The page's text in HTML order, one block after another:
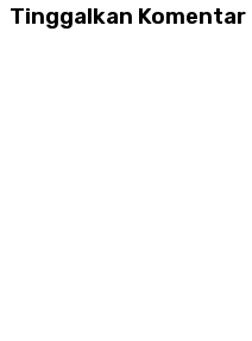
Tinggalkan Komentar